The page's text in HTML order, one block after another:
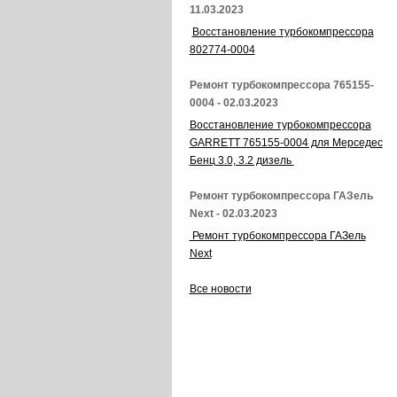
11.03.2023
Восстановление турбокомпрессора
802774-0004
Ремонт турбокомпрессора 765155-
0004 - 02.03.2023
Восстановление турбокомпрессора
GARRETT 765155-0004 для Мерседес
Бенц 3.0, 3.2 дизель
Ремонт турбокомпрессора ГАЗель
Next - 02.03.2023
Ремонт турбокомпрессора ГАЗель
Next
Все новости